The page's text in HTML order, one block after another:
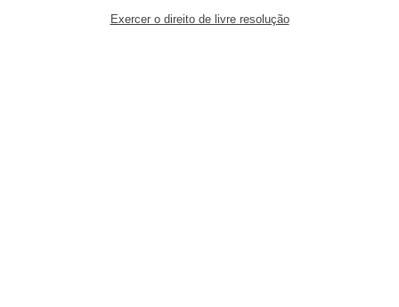
Exercer o direito de livre resolução